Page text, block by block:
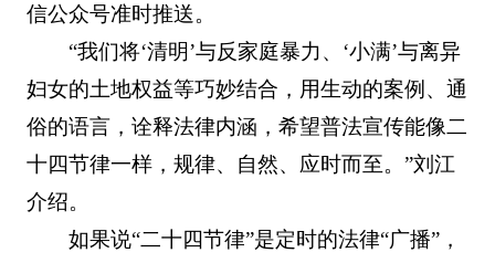
信公众号准时推送。
“我们将‘清明’与反家庭暴力、‘小满’与离异
妇女的土地权益等巧妙结合，用生动的案例、通
俗的语言，诠释法律内涵，希望普法宣传能像二
十四节律一样，规律、自然、应时而至。”刘江
介绍。
如果说“二十四节律”是定时的法律“广播”，